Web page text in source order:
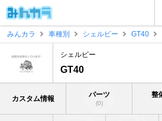
みんカラ
車種別 シェルビー GT40
シェルビー
GT40
カスタム情報 パーツ
(0)
整